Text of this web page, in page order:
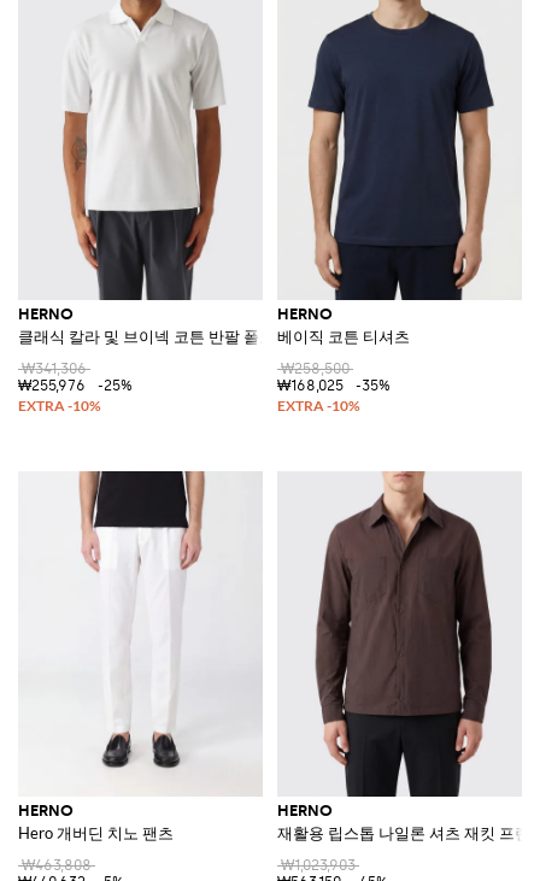
HERNO
클래식 칼라 및 브이넥 코튼 반팔 폴로 셔츠
₩341,306
₩255,976
-25%
HERNO
베이직 코튼 티셔츠
₩258,500
₩168,025
-35%
HERNO
Hero 개버딘 치노 팬츠
₩463,808
HERNO
재활용 립스톱 나일론 셔츠 재킷 프렌
₩1,023,903